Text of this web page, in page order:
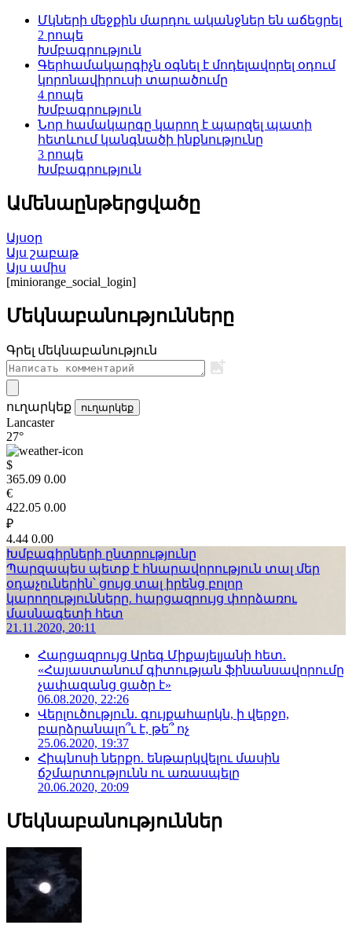
Մկների մեջքին մարդու ականջներ են աճեցրել
2 րոպե
Խմբագրություն
Գերհամակարգիչն օգնել է մոդելավորել օդում
կորոնավիրուսի տարածումը
4 րոպե
Խմբագրություն
Նոր համակարգը կարող է պարզել պատի
հետևում կանգնածի ինքնությունը
3 րոպե
Խմբագրություն
Ամենաընթերցվածը
Այսօր
Այս շաբաթ
Այս ամիս
[miniorange_social_login]
Մեկնաբանությունները
Գրել մեկնաբանություն
ուղարկեք ուղարկեք
Lancaster
27°
$
365.09 0.00
€
422.05 0.00
₽
4.44 0.00
Խմբագիրների ընտրությունը
Պարզապես պետք է հնարավորություն տալ մեր
օդաչուներին՝ ցույց տալ իրենց բոլոր
կարողությունները. հարցազրույց փորձառու
մասնագետի հետ
21.11.2020, 20:11
Հարցազրույց Արեգ Միքայելյանի հետ.
«Հայաստանում գիտության ֆինանսավորումը
չափազանց ցածր է»
06.08.2020, 22:26
Վերլուծություն. գույքահարկն, ի վերջո,
բարձրանալո՞ւ է, թե՞ ոչ
25.06.2020, 19:37
Հիպնոսի ներքո. ենթարկվելու մասին
ճշմարտությունն ու առասպելը
20.06.2020, 20:09
Մեկնաբանություններ